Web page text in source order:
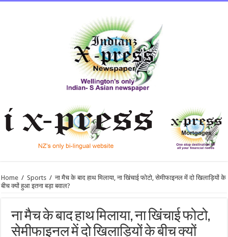
Home / Sports / ना मैच के बाद हाथ मिलाया, ना खिंचाई फोटो, सेमीफाइनल में दो खिलाड़ियों के
बीच क्यों हुआ इतना बड़ा बवाल?
ना मैच के बाद हाथ मिलाया, ना खिंचाई फोटो,
सेमीफाइनल में दो खिलाड़ियों के बीच क्यों